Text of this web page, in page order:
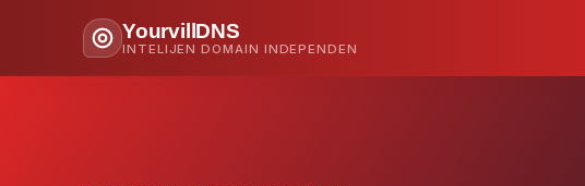
YourvillDNS
INTELIJEN DOMAIN INDEPENDEN